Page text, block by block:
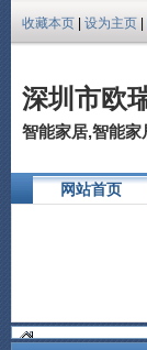
收藏本页 设为主页
深圳市欧
智能家居,智能
网站首页